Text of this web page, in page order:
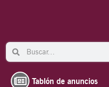
Search Search
Tablón de anuncios